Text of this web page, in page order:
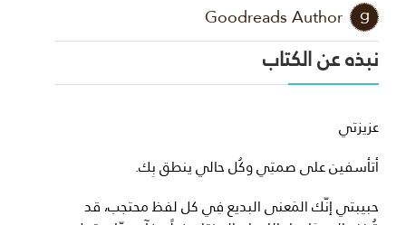
Goodreads Author
نبذه عن الكتاب
عزيزتي
أتأسفين على صمتِي وكُل حالي ينطق بِك.
حبيبتي إنّك المَعنى البديع فِي كل لفظ محتجب، قد